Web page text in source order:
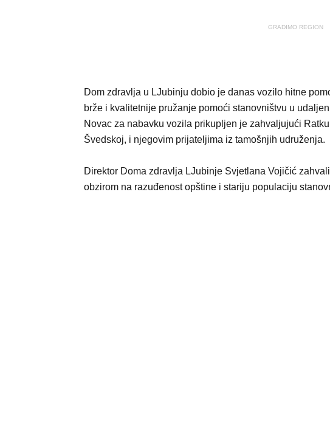
GRADIMO REGION
Dom zdravlja u LJubinju dobio je danas vozilo hitne
brže i kvalitetnije pružanje pomoći stanovništvu u
Novac za nabavku vozila prikupljen je zahvaljujući
Švedskoj, i njegovim prijateljima iz tamošnjih udruženja.
Direktor Doma zdravlja LJubinje Svjetlana Vojičić
obzirom na razuđenost opštine i stariju populaciju